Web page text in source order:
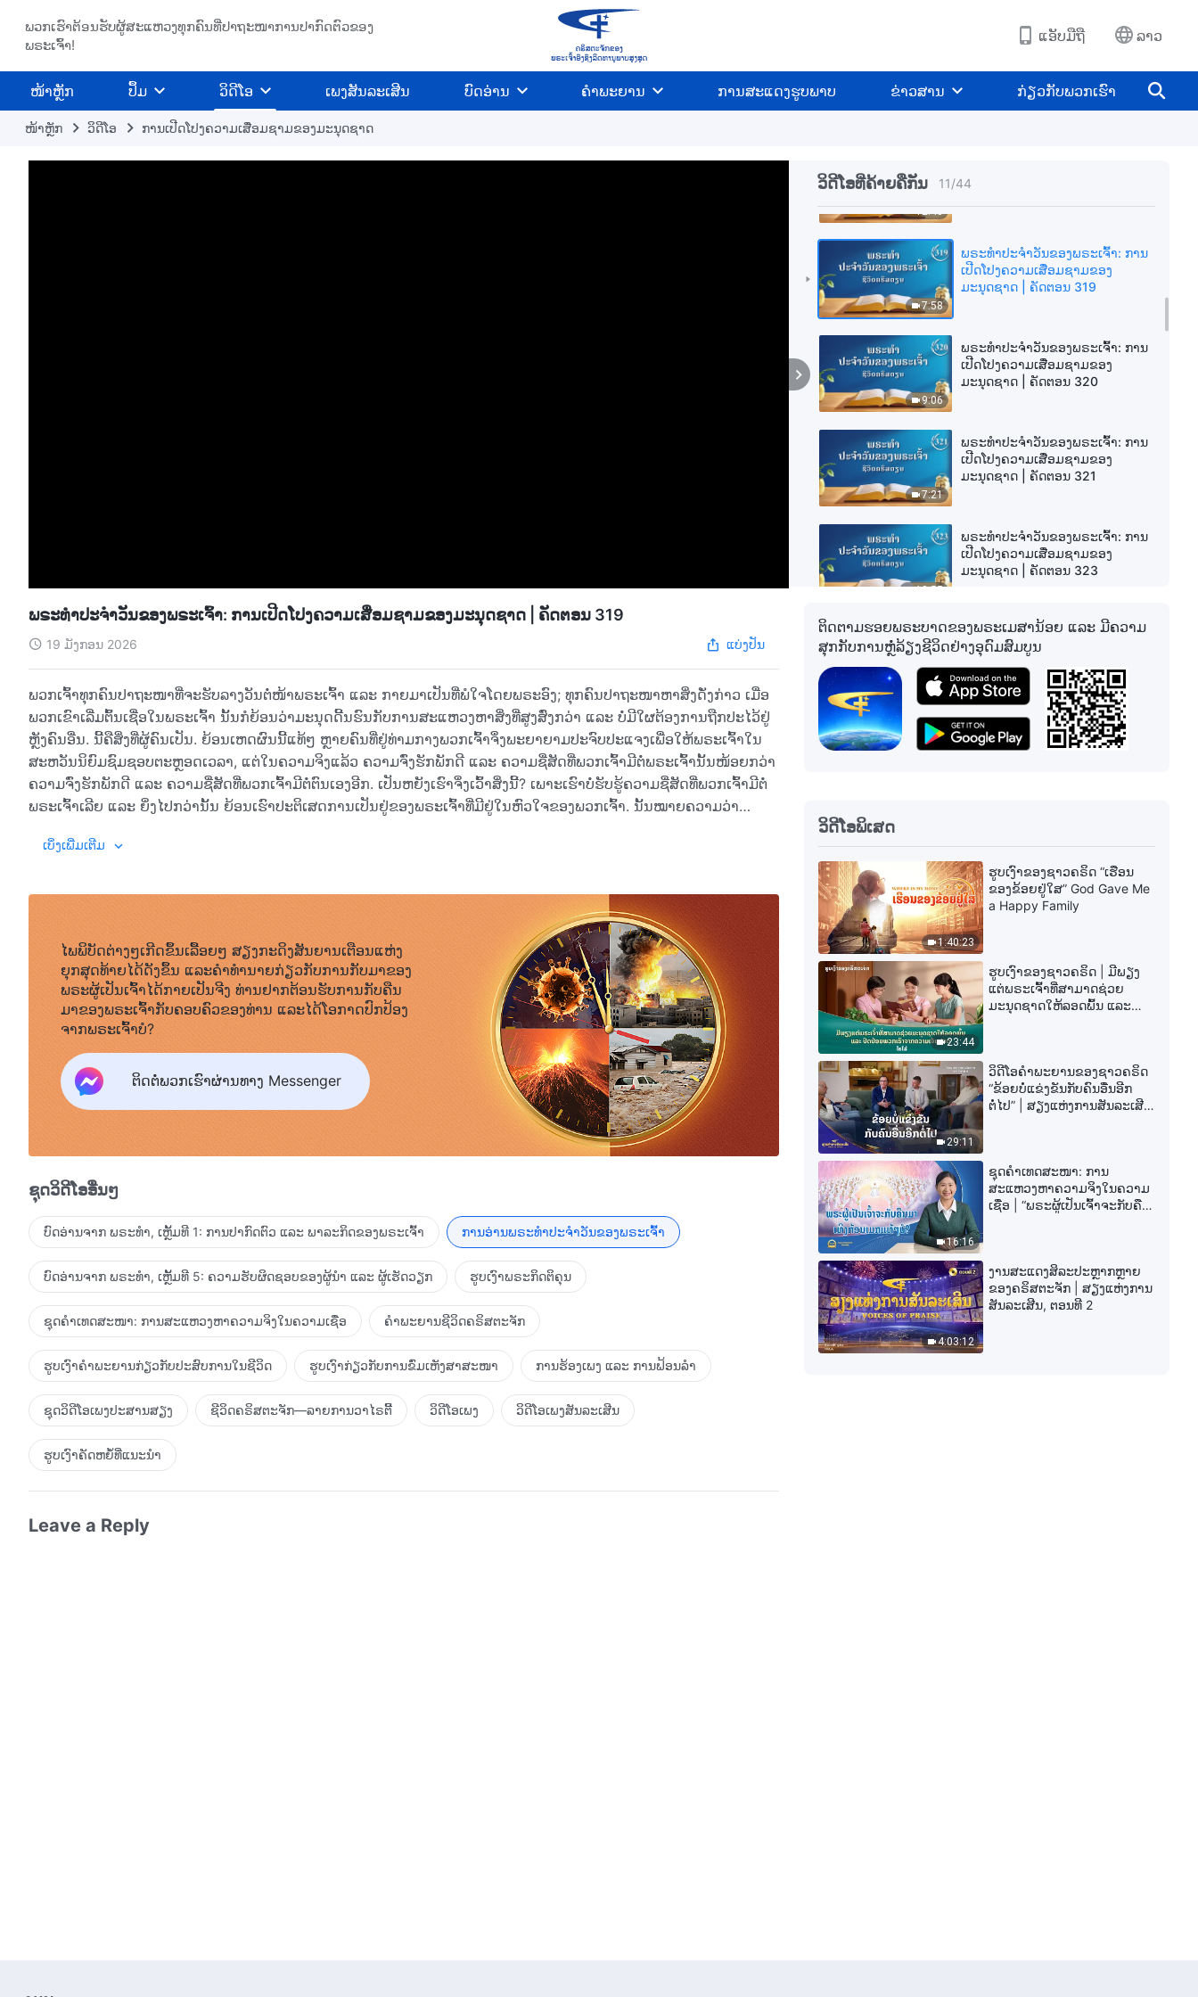
ພວກເຮົາຕ້ອນຮັບຜູ້ສະແຫວງທຸກຄົນທີ່ປາຖະໜາການປາກົດຕົວຂອງ
ພຣະເຈົ້າ!
ແອັບມືຖື ລາວ
​ໜ້າຫຼັກ ປຶ້ມ ວິ​ດີ​ໂອ ເພງສັນລະເສີນ ບົດອ່ານ ຄຳພະຍານ ການສະແດງຮູບພາບ ຂ່າວສານ ກ່ຽວກັບພວກເຮົາ
ໜ້າຫຼັກ ​ວິ​ດີ​ໂອ ການເປີດໂປງຄວາມເສື່ອມຊາມຂອງມະນຸດຊາດ
ວິດີໂອທີ່ຄ້າຍຄືກັນ 11/44
ເປີດໂປງຄວາມເສື່ອມຊາມຂອງ
ມະນຸດຊາດ | ຄັດຕອນ 314
12:43
ມະນຸດຊາດ | ຄັດຕອນ 317
7:58
ພຣະທຳປະຈຳວັນຂອງພຣະເຈົ້າ: ການ
ເປີດໂປງຄວາມເສື່ອມຊາມຂອງ
ມະນຸດຊາດ | ຄັດຕອນ 319
9:06
ພຣະທຳປະຈຳວັນຂອງພຣະເຈົ້າ: ການ
ເປີດໂປງຄວາມເສື່ອມຊາມຂອງ
ມະນຸດຊາດ | ຄັດຕອນ 320
7:21
ພຣະທຳປະຈຳວັນຂອງພຣະເຈົ້າ: ການ
ເປີດໂປງຄວາມເສື່ອມຊາມຂອງ
ມະນຸດຊາດ | ຄັດຕອນ 321
10:55
ພຣະທຳປະຈຳວັນຂອງພຣະເຈົ້າ: ການ
ເປີດໂປງຄວາມເສື່ອມຊາມຂອງ
ມະນຸດຊາດ | ຄັດຕອນ 323
8:17
ພຣະທຳປະຈຳວັນຂອງພຣະເຈົ້າ: ການ
ເປີດໂປງຄວາມເສື່ອມຊາມຂອງ
ມະນຸດຊາດ | ຄັດຕອນ 324
ພຣະທຳປະຈຳວັນຂອງພຣະເຈົ້າ: ການ
ເປີດໂປງຄວາມເສື່ອມຊາມຂອງ
5:02
9:56
ພຣະທຳປະຈຳວັນຂອງພຣະເຈົ້າ: ການ
ເປີດໂປງຄວາມເສື່ອມຊາມຂອງ
ມະນຸດຊາດ | ຄັດຕອນ 328
6:27
ພຣະທຳປະຈຳວັນຂອງພຣະເຈົ້າ: ການ
ເປີດໂປງຄວາມເສື່ອມຊາມຂອງ
ມະນຸດຊາດ | ຄັດຕອນ 329
7:36
ພຣະທຳປະຈຳວັນຂອງພຣະເຈົ້າ: ການ
ເປີດໂປງຄວາມເສື່ອມຊາມຂອງ
ມະນຸດຊາດ | ຄັດຕອນ 330
6:02
ພຣະທຳປະຈຳວັນຂອງພຣະເຈົ້າ: ການ
ເປີດໂປງຄວາມເສື່ອມຊາມຂອງ
ມະນຸດຊາດ | ຄັດຕອນ 333
9:23
ພຣະທຳປະຈຳວັນຂອງພຣະເຈົ້າ: ການ
ເປີດໂປງຄວາມເສື່ອມຊາມຂອງ
ມະນຸດຊາດ | ຄັດຕອນ 334
ພຣະທຳປະຈຳວັນຂອງພຣະເຈົ້າ: ການເປີດໂປງຄວາມເສື່ອມຊາມຂອງມະນຸດຊາດ | ຄັດຕອນ 319
19 ມັງກອນ 2026 ແບ່ງປັນ
ພວກເຈົ້າທຸກຄົນປາຖະໜາທີ່ຈະຮັບລາງວັນຕໍ່ໜ້າພຣະເຈົ້າ ແລະ ກາຍມາເປັນທີ່ພໍໃຈໂດຍພຣະອົງ; ທຸກຄົນປາຖະໜາຫາສິ່ງດັ່ງກ່າວ ເມື່ອ
ພວກເຂົາເລີ່ມຕົ້ນເຊື່ອໃນພຣະເຈົ້າ ນັ້ນກໍຍ້ອນວ່າມະນຸດດີ້ນຮົນກັບການສະແຫວງຫາສິ່ງທີ່ສູງສົ່ງກວ່າ ແລະ ບໍ່ມີໃຜຕ້ອງການຖືກປະໄວ້ຢູ່
ຫຼັງຄົນອື່ນ. ນີ້ຄືສິ່ງທີ່ຜູ້ຄົນເປັນ. ຍ້ອນເຫດຜົນນີ້ແທ້ໆ ຫຼາຍຄົນທີ່ຢູ່ທ່າມກາງພວກເຈົ້າຈຶ່ງພະຍາຍາມປະຈົບປະແຈງເພື່ອໃຫ້ພຣະເຈົ້າໃນ
ສະຫວັນນິຍົມຊົມຊອບຕະຫຼອດເວລາ, ແຕ່ໃນຄວາມຈິງແລ້ວ ຄວາມຈົ່ງຮັກພັກດີ ແລະ ຄວາມຊື່ສັດທີ່ພວກເຈົ້າມີຕໍ່ພຣະເຈົ້ານັ້ນໜ້ອຍກວ່າ
ຄວາມຈົ່ງຮັກພັກດີ ແລະ ຄວາມຊື່ສັດທີ່ພວກເຈົ້າມີຕໍ່ຕົນເອງອີກ. ເປັນຫຍັງເຮົາຈຶ່ງເວົ້າສິ່ງນີ້? ເພາະເຮົາບໍ່ຮັບຮູ້ຄວາມຊື່ສັດທີ່ພວກເຈົ້າມີຕໍ່
ພຣະເຈົ້າເລີຍ ແລະ ຍິ່ງໄປກວ່ານັ້ນ ຍ້ອນເຮົາປະຕິເສດການເປັນຢູ່ຂອງພຣະເຈົ້າທີ່ມີຢູ່ໃນຫົວໃຈຂອງພວກເຈົ້າ. ນັ້ນໝາຍຄວາມວ່າ
ນີ້ໄດ້ຢ່າງແນ່ນອນກໍເພາະວ່າ ພວກເຈົ້າຫ່າງໄກຈາກພຣະເຈົ້າທີ່ເປັນຈິງຫຼາຍ. ເຫດຜົນສຳລັບຄວາມຊື່ສັດຂອງພວກເຈົ້າແມ່ນຮູບບູຊາທີ່ຢູ່
ພຽງແຕ່ຮັບຮູ້ເຮົາດ້ວຍຄຳເວົ້າເທົ່ານັ້ນ. ເມື່ອເຮົາເວົ້າວ່າພວກເຈົ້າຫ່າງເຫີນຈາກພຣະເຈົ້າຫຼາຍນັ້ນ ເຮົາໝາຍຄວາມວ່າພວກເຈົ້າໄດ້
ຫ່າງໄກຈາກພຣະເຈົ້າທີ່ແທ້ຈິງ, ໃນຂະນະທີ່ພຣະເຈົ້າທີ່ເລື່ອນລອຍເບິ່ງຄືວ່າໃກ້ໂຕພວກເຈົ້າ. ເມື່ອເຮົາເວົ້າວ່າ “ບໍ່ຍິ່ງໃຫຍ່” ມັນແມ່ນເວົ້າ
ເຖິງວິທີການທີ່ພຣະເຈົ້າທີ່ພວກເຈົ້າເຊື່ອໃນປັດຈຸບັນນີ້ເບິ່ງຄືວ່າເປັນພຽງແຕ່ມະນຸດທີ່ປາສະຈາກຄວາມສາມາດທີ່ຍິ່ງໃຫຍ່, ເປັນມະນຸດທີ່ບໍ່
ສູງສົ່ງ. ເມື່ອເຮົາເວົ້າວ່າ “ບໍ່ນ້ອຍ”, ສິ່ງນີ້ໝາຍຄວາມວ່າ ເຖິງແມ່ນວ່າມະນຸດຄົນນີ້ບໍ່ສາມາດເອີ້ນລົມ ແລະ ຄວບຄຸມຝົນ, ເຖິງຢ່າງໃດກໍຕາມ
ພຣະອົງສາມາດເອີ້ນຫາພຣະວິນຍານຂອງພຣະເຈົ້າໃຫ້ປະຕິບັດພາລະກິດທີ່ສັ່ນສະເທືອນສະຫວັນ ແລະ ແຜ່ນດິນໂລກໄດ້ ເຊິ່ງເຮັດໃຫ້
ມະນຸດອັດສະຈັນໃຈຢ່າງສິ້ນເຊີງ. ຢູ່ພາຍນອກ ພວກເຈົ້າທັງໝົດເບິ່ງຄືກັບວ່າ ເຊື່ອຟັງພຣະຄຣິດນີ້ຢູ່ເທິງແຜ່ນດິນໂລກຢ່າງສູງ ແຕ່ໃນແກ່ນ
ແທ້ແລ້ວ ພວກເຈົ້າບໍ່ໄດ້ມີຄວາມເຊື່ອໃນພຣະອົງ ຫຼື ພວກເຈົ້າບໍ່ໄດ້ຮັກພຣະອົງເລີຍ. ນັ້ນໝາຍຄວາມວ່າ ຄົນທີ່ພວກເຈົ້າເຊື່ອແມ່ນພຣະເຈົ້າ
ເລື່ອນລອຍທີ່ມາຈາກຄວາມຮູ້ສຶກຂອງພວກເຈົ້າເອງ ແລະ ຄົນທີ່ພວກເຈົ້າຮັກຢ່າງແທ້ຈິງແມ່ນພຣະເຈົ້າທີ່ພວກເຈົ້າປາຖະໜາທັງໃນກາງຄືນ
ແລະ ກາງເວັນ ແຕ່ບໍ່ເຄີຍເຫັນດ້ວຍຕົນເອງ. ສຳລັບພຣະຄຣິດນີ້ ຄວາມເຊື່ອຂອງພວກເຈົ້າເປັນພຽງແຕ່ເສດສ່ວນເຫຼືອເທົ່ານັ້ນ ແລະ ຄວາມ
ຮັກຂອງພວກເຈົ້າບໍ່ມີເລີຍ. ຄວາມເຊື່ອໝາຍເຖິງຄວາມສັດທາ ແລະ ຄວາມໄວ້ວາງໃຈ; ຄວາມຮັກໝາຍເຖິງຄວາມເຄົາລົບ ແລະ ຄວາມ
ນັບຖືທີ່ຢູ່ໃນຫົວໃຈ ເຊິ່ງບໍ່ເຄີຍຈາງຫາຍ. ແຕ່ຄວາມເຊື່ອ ແລະ ຄວາມຮັກທີ່ພວກເຈົ້າມີຕໍ່ພຣະຄຣິດໃນປັດຈຸບັນແມ່ນບໍ່ເປັນໄປຕາມທີ່ຄາດ
ຫວັງໄວ້ຫຼາຍ. ເມື່ອເວົ້າເຖິງຄວາມເຊື່ອ ພວກເຈົ້າແມ່ນມີຄວາມເຊື່ອແນວໃດໃນພຣະອົງ? ເມື່ອເວົ້າເຖິງຄວາມຮັກ ພວກເຈົ້າຮັກພຣະອົງ
ດ້ວຍວິທີໃດ? ພວກເຈົ້າບໍ່ມີຄວາມເຂົ້າໃຈກ່ຽວກັບອຸປະນິໄສຂອງພຣະເຈົ້າແມ່ນແຕ່ໜ້ອຍດຽວ, ແຮງໄກທີ່ພວກເຈົ້າຈະຮູ້ຈັກແກ່ນແທ້ຂອງ
ພຣະອົງ, ແລ້ວພວກເຈົ້າຈະມີຄວາມເຊື່ອແນວໃດໃນພຣະອົງ? ຄວາມເປັນຈິງແຫ່ງຄວາມເຊື່ອທີ່ພວກເຈົ້າມີຕໍ່ພຣະເຈົ້າແມ່ນຢູ່ໃສ? ພວກ
ເຈົ້າຮັກພຣະອົງແນວໃດ? ຄວາມເປັນຈິງແຫ່ງຄວາມຮັກທີ່ພວກເຈົ້າມີຕໍ່ພຣະອົງຢູ່ໃສ?
ຫຼາຍຄົນໄດ້ຕິດຕາມເຮົາໂດຍບໍ່ມີຄວາມລັງເລໃຈຈົນຮອດປັດຈຸບັນ. ແລ້ວພວກເຈົ້າໄດ້ທົນທຸກຕໍ່ຄວາມອ່ອນເພຍຢ່າງຫຼວງຫຼາຍໃນຊ່ວງ
ກ່ຽວກັບພວກເຈົ້າ, ພວກເຈົ້າກໍບໍ່ມີຄວາມເຂົ້າໃຈຫຍັງກ່ຽວກັບເຮົາ. ບໍ່ແປກໃຈເລີຍທີ່ຜູ້ຄົນເວົ້າວ່າ ພວກເຈົ້າຖືກຄົນຫຼອກຕົ້ມໃນຊ່ວງເວລາ
ແຫ່ງຄວາມສັບສົນ. ແນ່ນອນ ພວກເຈົ້າບໍ່ເຂົ້າໃຈຫຍັງກ່ຽວກັບອຸປະນິໄສຂອງເຮົາ, ແຮງໄກທີ່ພວກເຈົ້າຈະສາມາດຢັ່ງເຖິງສິ່ງທີ່ຢູ່ໃນຈິດໃຈ
ຂອງເຮົາເລີຍ. ມື້ນີ້ ຄວາມເຂົ້າໃຈຜິດຂອງພວກເຈົ້າກ່ຽວກັບເຮົາແມ່ນເພີ່ມທະວີຂຶ້ນເລື້ອຍໆ ແລະ ຄວາມເຊື່ອທີ່ພວກເຈົ້າມີຕໍ່ເຮົາກໍຍັງຄົງ
ເປັນຄວາມເຊື່ອທີ່ສັບສົນ. ແທນທີ່ຈະເວົ້າວ່າ ພວກເຈົ້າມີຄວາມເຊື່ອໃນຕົວເຮົາ, ມັນຈະຊຳນານກວ່າທີ່ຈະເວົ້າວ່າພວກເຈົ້າທຸກຄົນກຳລັງ
ພະຍາຍາມປະຈົບປະແຈງເຮົາ ແລະ ລູບແຂ່ງເລຍຂາເຮົາ. ແຮງຈູງໃຈຂອງພວກເຈົ້າແມ່ນງ່າຍຫຼາຍ: ຂ້ານ້ອຍຈະຕິດຕາມໃຜກໍຕາມທີ່
ສາມາດໃຫ້ລາງວັນແກ່ຂ້ານ້ອຍໄດ້ ແລະ ຂ້ານ້ອຍຈະເຊື່ອໃນໃຜກໍຕາມທີ່ສາມາດເຮັດໃຫ້ຂ້ານ້ອຍຫຼົບຫຼີກຄວາມພິນາດທີ່ຍິ່ງໃຫຍ່ໄດ້ ບໍ່
ວ່າຜູ້ນັ້ນຈະເປັນພຣະເຈົ້າ ຫຼື ພຣະເຈົ້າອົງໃດກໍຕາມ. ຂ້ານ້ອຍບໍ່ສົນໃນສິ່ງນີ້ເລີຍ. ມີຫຼາຍຄົນແບບນັ້ນທ່າມກາງພວກເຈົ້າມີເຈດຕະນາ
ແລະ ສະພາບການແບບນີ້ແມ່ນຮ້າຍແຮງຫຼາຍ. ຖ້າມື້ໜຶ່ງ ມີການທົດລອງຂຶ້ນເພື່ອເບິ່ງວ່າ ຈະມີພວກເຈົ້າເທົ່າໃດຄົນທີ່ມີຄວາມເຊື່ອໃນ
ພຣະຄຣິດຍ້ອນຄວາມເຂົ້າໃຈໃນແກ່ນແທ້ຂອງພຣະອົງ, ແລ້ວເຮົາກໍຢ້ານວ່າ ບໍ່ມີພວກເຈົ້າຈັກຄົນເລີຍທີ່ສາມາດພໍໃຈເຮົາໄດ້. ສະນັ້ນ ມັນກໍ
ຄົງບໍ່ເສຍຫາຍຫຍັງທີ່ພວກເຈົ້າທຸກຄົນຈະພິຈາລະນາຄຳຖາມນີ້: ພຣະເຈົ້າທີ່ພວກເຈົ້າມີຄວາມເຊື່ອນີ້ແມ່ນແຕກຕ່າງຈາກເຮົາຢ່າງ
ໃຫຍ່ຫຼວງ ແລະ ເມື່ອເປັນແບບນີ້ແລ້ວ ແມ່ນຫຍັງຄືແກ່ນແທ້ຂອງຄວາມເຊື່ອທີ່ພວກເຈົ້າມີຕໍ່ພຣະເຈົ້າ? ຍິ່ງພວກເຈົ້າເຊື່ອໃນສິ່ງທີ່ເອີ້ນ
ວ່າເປັນພຣະເຈົ້າຂອງພວກເຈົ້າຫຼາຍສໍ່າໃດ ພວກເຈົ້າຍິ່ງຫ່າງເຫີນອອກຈາກເຮົາໄປໄກຫຼາຍສໍ່ານັ້ນ. ແລ້ວແມ່ນຫຍັງຄືແກ່ນແທ້ຂອງ
ບັນຫານີ້? ມັນແນ່ນອນແລ້ວວ່າ ພວກເຈົ້າບໍ່ມີຄົນໃດທີ່ເຄີຍພິຈາລະນາຄຳຖາມດັ່ງກ່າວ, ແຕ່ແຮງໂນ້ມທວງຂອງມັນໄດ້ເກີດຂຶ້ນກັບພວກເຈົ້າ
ບໍ? ພວກເຈົ້າເຄີຍຄິດກ່ຽວກັບຜົນຕາມມາຂອງການສືບຕໍ່ເຊື່ອໃນຮູບແບບນີ້ບໍ?
ພຣະທຳ, ເຫຼັ້ມທີ 1. ການປາກົດຕົວ ແລະ ພາລະກິດຂອງພຣະເຈົ້າ. ວິທີທີ່ຈະຮູ້ຈັກພຣະເຈົ້າເທິງແຜ່ນດິນໂລກ
ເບິ່ງເພີ່ມເຕີມ
ໄພພິບັດຕ່າງໆເກີດຂຶ້ນເລື້ອຍໆ ສຽງກະດິງສັນຍານເຕືອນແຫ່ງ
ຍຸກສຸດທ້າຍໄດ້ດັງຂຶ້ນ ແລະຄໍາທໍານາຍກ່ຽວກັບການກັບມາຂອງ
ພຣະຜູ້ເປັນເຈົ້າໄດ້ກາຍເປັນຈີງ ທ່ານຢາກຕ້ອນຮັບການກັບຄືນ
ມາຂອງພຣະເຈົ້າກັບຄອບຄົວຂອງທ່ານ ແລະໄດ້ໂອກາດປົກປ້ອງ
ຈາກພຣະເຈົ້າບໍ?
ຕິດຕໍ່ພວກເຮົາຜ່ານທາງ Messenger
ຊຸດວິດີໂອອື່ນໆ
ບົດອ່ານຈາກ ພຣະທຳ, ເຫຼັ້ມທີ 1: ການປາກົດຕົວ ແລະ ພາລະກິດຂອງພຣະເຈົ້າ ການອ່ານພຣະທຳປະຈຳວັນຂອງພຣະເຈົ້າ
ບົດອ່ານຈາກ ພຣະທຳ, ເຫຼັ້ມທີ 5: ຄວາມຮັບຜິດຊອບຂອງຜູ້ນໍາ ແລະ ຜູ້ເຮັດວຽກ ຮູບເງົາພຣະກິດຕິຄຸນ
ຊຸດຄຳເທດສະໜາ: ການສະແຫວງຫາຄວາມຈິງໃນຄວາມເຊື່ອ ຄຳພະຍານຊີວິດຄຣິສຕະຈັກ
ຮູບເງົາຄຳພະຍານກ່ຽວກັບປະສົບການໃນຊີວິດ ຮູບເງົາກ່ຽວກັບການຂົ່ມເຫັງສາສະໜາ ການຮ້ອງເພງ ແລະ ການຟ້ອນລຳ
ຊຸດວິດີໂອເພງປະສານສຽງ ຊີວິດຄຣິສຕະຈັກ—ລາຍການວາໄຣຕີ້ ວິດີໂອເພງ ວິດີໂອເພງສັນລະເສີນ
ຮູບເງົາຄັດຫຍໍ້ທີ່ແນະນໍາ
Leave a Reply
ຕິດຕາມຮອຍພຣະບາດຂອງພຣະເມສານ້ອຍ ແລະ ມີຄວາມ
ສຸກກັບການຫຼໍ່ລ້ຽງຊີວິດຢ່າງອຸດົມສົມບູນ
ວິດີໂອພິເສດ
1:40:23
ຮູບເງົາຂອງຊາວຄຣິດ “ເຮືອນ
ຂອງຂ້ອຍຢູ່ໃສ” God Gave Me
a Happy Family
23:44
ຮູບເງົາຂອງຊາວຄຣິດ | ມີພຽງ
ແຕ່ພຣະເຈົ້າທີ່ສາມາດຊ່ວຍ
ມະນຸດຊາດໃຫ້ລອດພົ້ນ ແລະ
29:11
ວິດີໂອຄຳພະຍານຂອງຊາວຄຣິດ
“ຂ້ອຍບໍ່ແຂ່ງຂັນກັບຄົນອື່ນອີກ
ຕໍ່ໄປ” | ສຽງແຫ່ງການສັນລະເສີນ
16:16
ຊຸດຄຳເທດສະໜາ: ການ
ສະແຫວງຫາຄວາມຈິງໃນຄວາມ
ເຊື່ອ | “ພຣະຜູ້ເປັນເຈົ້າຈະກັບຄືນ
4:03:12
ງານສະແດງສິລະປະຫຼາກຫຼາຍ
ຂອງຄຣິສຕະຈັກ | ສຽງແຫ່ງການ
ສັນລະເສີນ, ຕອນທີ 2